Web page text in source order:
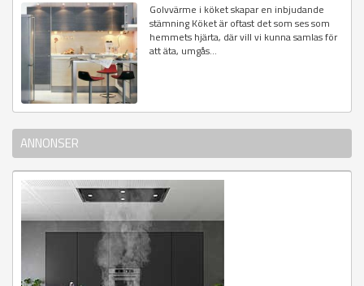
Golvvärme i köket skapar en inbjudande
stämning Köket är oftast det som ses som
hemmets hjärta, där vill vi kunna samlas för
att äta, umgås...
ANNONSER